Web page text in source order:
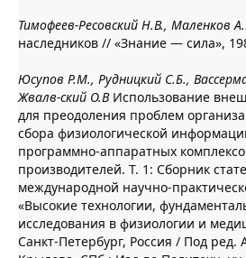
Тимофеев-Ресовский Н.В., Маленков
наследников // «Знание — сила»,
Юсупов Р.М., Рудницкий С.Б.,
Жвалв-ский О.ВИспользование
для преодоления проблем
сбора физиологической
программно-аппаратных
производителей. Т. 1: Сборник
международной научно-
«Высокие технологии,
исследования в физиологии и
Санкт-Петербург, Россия / Под ред.